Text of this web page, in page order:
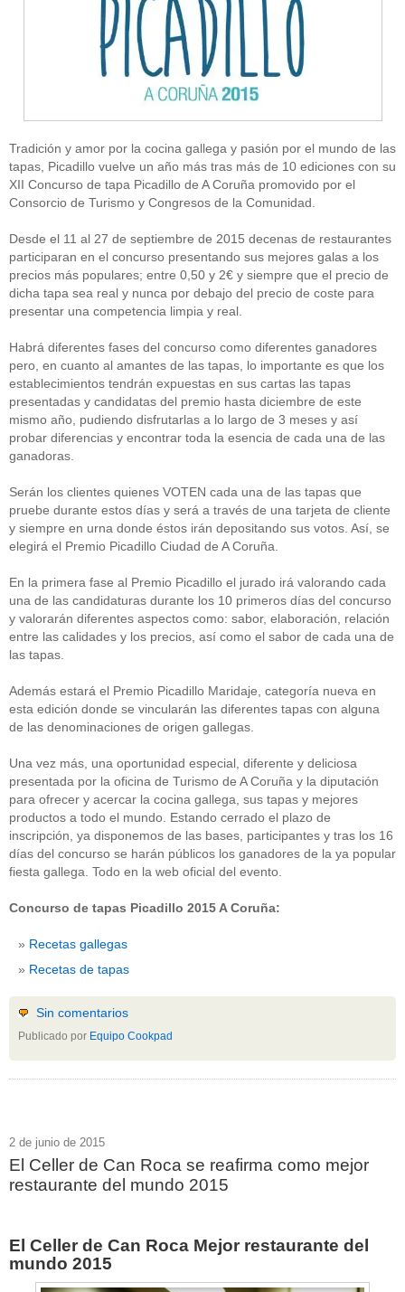
Tradición y amor por la cocina gallega y pasión por el mundo de las
tapas, Picadillo vuelve un año más tras más de 10 ediciones con su
XII Concurso de tapa Picadillo de A Coruña promovido por el
Consorcio de Turismo y Congresos de la Comunidad.
Desde el 11 al 27 de septiembre de 2015 decenas de restaurantes
participaran en el concurso presentando sus mejores galas a los
precios más populares; entre 0,50 y 2€ y siempre que el precio de
dicha tapa sea real y nunca por debajo del precio de coste para
presentar una competencia limpia y real.
Habrá diferentes fases del concurso como diferentes ganadores
pero, en cuanto al amantes de las tapas, lo importante es que los
establecimientos tendrán expuestas en sus cartas las tapas
presentadas y candidatas del premio hasta diciembre de este
mismo año, pudiendo disfrutarlas a lo largo de 3 meses y así
probar diferencias y encontrar toda la esencia de cada una de las
ganadoras.
Serán los clientes quienes VOTEN cada una de las tapas que
pruebe durante estos días y será a través de una tarjeta de cliente
y siempre en urna donde éstos irán depositando sus votos. Así, se
elegirá el Premio Picadillo Ciudad de A Coruña.
En la primera fase al Premio Picadillo el jurado irá valorando cada
una de las candidaturas durante los 10 primeros días del concurso
y valorarán diferentes aspectos como: sabor, elaboración, relación
entre las calidades y los precios, así como el sabor de cada una de
las tapas.
Además estará el Premio Picadillo Maridaje, categoría nueva en
esta edición donde se vincularán las diferentes tapas con alguna
de las denominaciones de origen gallegas.
Una vez más, una oportunidad especial, diferente y deliciosa
presentada por la oficina de Turismo de A Coruña y la diputación
para ofrecer y acercar la cocina gallega, sus tapas y mejores
productos a todo el mundo. Estando cerrado el plazo de
inscripción, ya disponemos de las bases, participantes y tras los 16
días del concurso se harán públicos los ganadores de la ya popular
fiesta gallega. Todo en la web oficial del evento.
Concurso de tapas Picadillo 2015 A Coruña:
Recetas gallegas
Recetas de tapas
Sin comentarios
Publicado por Equipo Cookpad
2 de junio de 2015
El Celler de Can Roca se reafirma como mejor
restaurante del mundo 2015
El Celler de Can Roca Mejor restaurante del
mundo 2015